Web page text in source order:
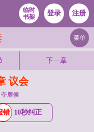
临时
书架
登录 注册
菜单
下一章
议会
鹿侯
错 10秒纠正